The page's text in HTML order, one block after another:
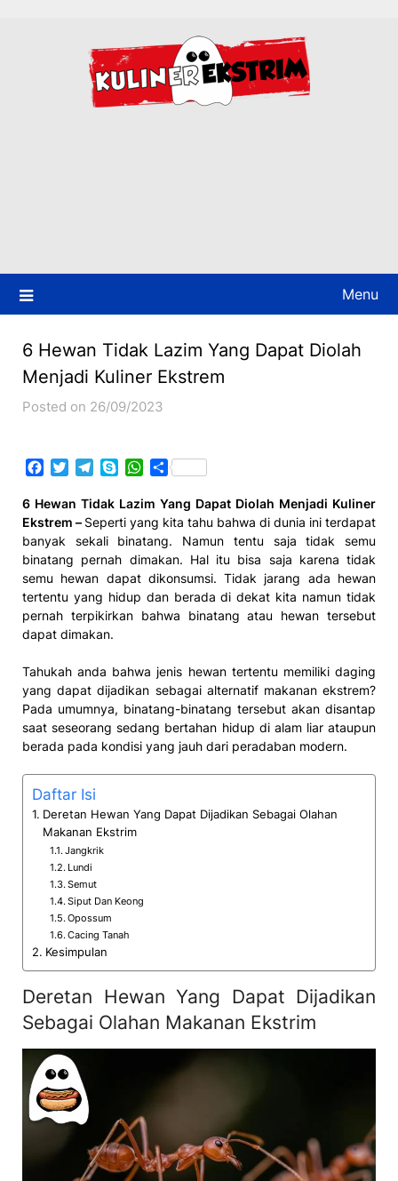
Menu
6 Hewan Tidak Lazim Yang Dapat Diolah
Menjadi Kuliner Ekstrem
Posted on 26/09/2023
Facebook
TwitterTelegram
SkypeWhatsApp
Share
6 Hewan Tidak Lazim Yang Dapat Diolah Menjadi Kuliner
Ekstrem – Seperti yang kita tahu bahwa di dunia ini terdapat
banyak sekali binatang. Namun tentu saja tidak semu
binatang pernah dimakan. Hal itu bisa saja karena tidak
semu hewan dapat dikonsumsi. Tidak jarang ada hewan
tertentu yang hidup dan berada di dekat kita namun tidak
pernah terpikirkan bahwa binatang atau hewan tersebut
dapat dimakan.
Tahukah anda bahwa jenis hewan tertentu memiliki daging
yang dapat dijadikan sebagai alternatif makanan ekstrem?
Pada umumnya, binatang-binatang tersebut akan disantap
saat seseorang sedang bertahan hidup di alam liar ataupun
berada pada kondisi yang jauh dari peradaban modern.
Daftar Isi
Deretan Hewan Yang Dapat Dijadikan Sebagai Olahan
Makanan Ekstrim
Jangkrik
Lundi
Semut
Siput Dan Keong
Opossum
Cacing Tanah
Kesimpulan
Deretan Hewan Yang Dapat Dijadikan
Sebagai Olahan Makanan Ekstrim